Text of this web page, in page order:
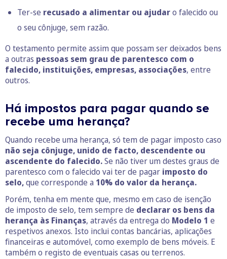
Ter-se recusado a alimentar ou ajudaro falecido ou
o seu cônjuge, sem razão.
O testamento permite assim que possam ser deixados bens
a outras pessoas sem grau de parentesco com o
falecido, instituições, empresas, associações, entre
outros.
Há impostos para pagar quando se
recebe uma herança?
Quando recebe uma herança, só tem de pagar imposto caso
não seja cônjuge, unido de facto, descendente ou
ascendente do falecido.Se não tiver um destes graus de
parentesco com o falecido vai ter de pagar imposto do
selo,que corresponde a 10% do valor da herança.
Porém, tenha em mente que, mesmo em caso de isenção
de imposto de selo, tem sempre de declarar os bens da
herança às Finanças, através da entrega do Modelo 1 e
respetivos anexos. Isto inclui contas bancárias, aplicações
financeiras e automóvel, como exemplo de bens móveis. E
também o registo de eventuais casas ou terrenos.